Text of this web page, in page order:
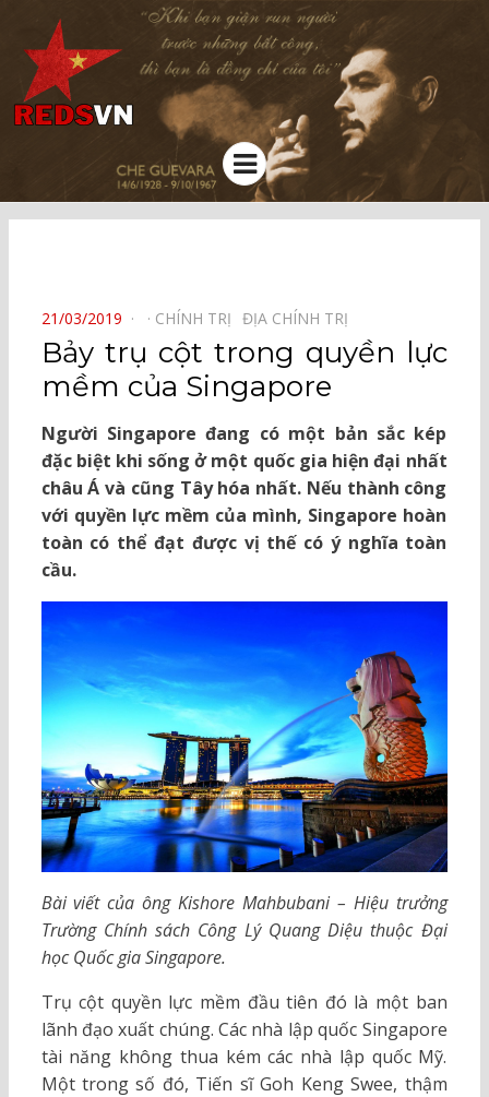
Kênh chia sẻ tri thức cộng đồng
Menu
POSTED
ON
21/03/2019 CHÍNH TRỊ⠀ ĐỊA CHÍNH TRỊ⠀
Bảy trụ cột trong quyền lực
mềm của Singapore
Người Singapore đang có một bản sắc kép
đặc biệt khi sống ở một quốc gia hiện đại nhất
châu Á và cũng Tây hóa nhất. Nếu thành công
với quyền lực mềm của mình, Singapore hoàn
toàn có thể đạt được vị thế có ý nghĩa toàn
cầu.
Bài viết của ông Kishore Mahbubani – Hiệu trưởng
Trường Chính sách Công Lý Quang Diệu thuộc Đại
học Quốc gia Singapore.
Trụ cột quyền lực mềm đầu tiên đó là một ban
lãnh đạo xuất chúng. Các nhà lập quốc Singapore
tài năng không thua kém các nhà lập quốc Mỹ.
Một trong số đó, Tiến sĩ Goh Keng Swee, thậm